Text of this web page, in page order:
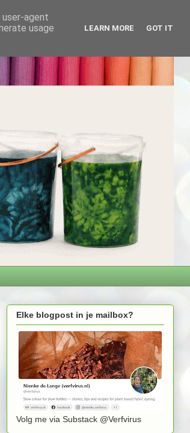
Elke blogpost in je mailbox?
Volg me via Substack @Verfvirus
agent
usage
LEARN MORE GOT IT